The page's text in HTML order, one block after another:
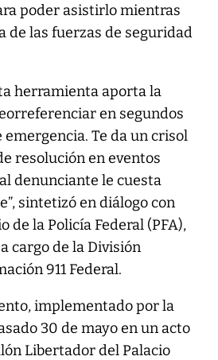
poder asistirlo mientras
de las fuerzas de seguridad
herramienta aporta la
en segundos
Te da un crisol
resolución en eventos
denunciante le cuesta
sintetizó en diálogo con
de la Policía Federal (PFA),
cargo de la División
911 Federal.
implementado por la
30 de mayo en un acto
Libertador del Palacio